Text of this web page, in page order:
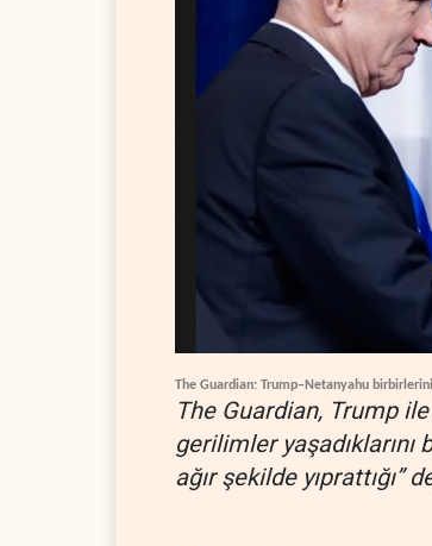
The Guardian: Trump–Netanyahu birbirlerini
The Guardian, Trump
gerilimler
ağır şekilde yıprattığı”